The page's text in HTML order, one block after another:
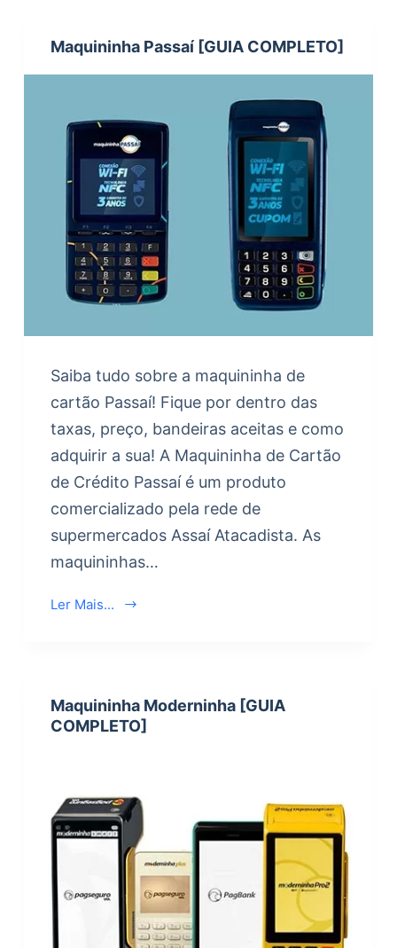
Maquininha Passaí [GUIA COMPLETO]
Saiba tudo sobre a maquininha de
cartão Passaí! Fique por dentro das
taxas, preço, bandeiras aceitas e como
adquirir a sua! A Maquininha de Cartão
de Crédito Passaí é um produto
comercializado pela rede de
supermercados Assaí Atacadista. As
maquininhas…
Ler Mais...
Maquininha Moderninha [GUIA
COMPLETO]